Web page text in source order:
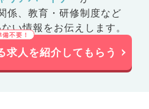
、 教育・研修制度など
い情報をお伝えします。
求人を紹介してもらう